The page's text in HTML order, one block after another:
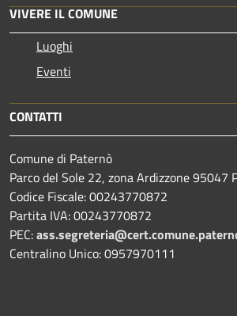
VIVERE IL COMUNE
Luoghi
Eventi
CONTATTI
Comune di Paternò
Parco del Sole 22, zona Ardizzone 95047
Codice Fiscale: 00243770872
Partita IVA: 00243770872
PEC:
Centralino Unico: 0957970111